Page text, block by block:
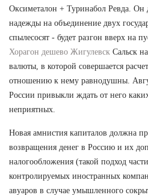
Оксиметалон + Туринабол Ревда. Он
надежды на объединение двух
спылесосят - будет разгон вверх на
Хорагон дешево Жигулевск Сальск
валюты, в которой совершается
отношению к нему равнодушны.
России привыкли ждать от него
неприятных.
Новая амнистия капиталов должна
возвращения денег в Россию и их
налогообложения (такой подход
контролируемых иностранных
авуаров в случае умышленного